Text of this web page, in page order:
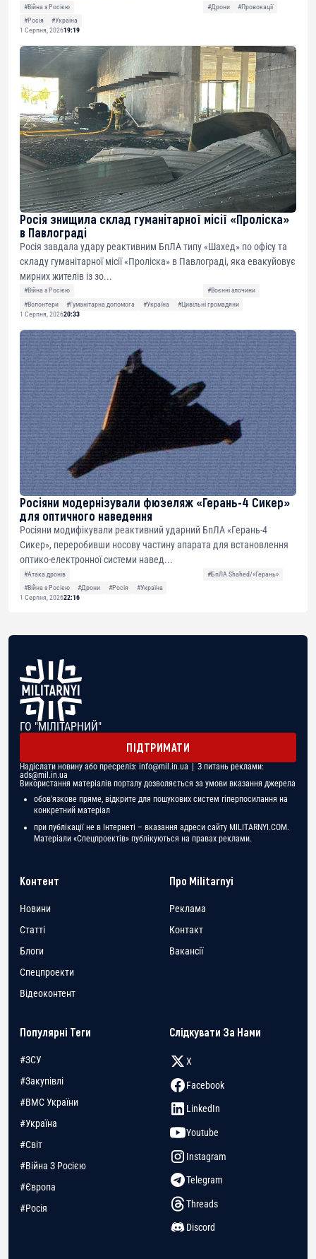
#Війна з Росією #Дрони
#Провокації
#Росія
#Україна
1 Серпня, 202619:19
Росія знищила склад гуманітарної місії «Проліска»
в Павлограді
Росія завдала удару реактивним БпЛА типу «Шахед» по офісу та
складу гуманітарної місії «Проліска» в Павлограді, яка евакуйовує
мирних жителів із зо...
#Війна з Росією
#Воєнні злочини
#Волонтери
#Гуманітарна допомога #Україна
#Цивільні громадяни
1 Серпня, 202620:33
Росіяни модернізували фюзеляж «Герань-4 Сикер»
для оптичного наведення
Росіяни модифікували реактивний ударний БпЛА «Герань-4
Сикер», переробивши носову частину апарата для встановлення
оптико-електронної системи навед...
#Атака дронів
#БпЛА Shahed/«Герань»
#Війна з Росією
#Дрони #Росія
#Україна
1 Серпня, 202622:16
ГО "МІЛІТАРНИЙ"
ПІДТРИМАТИ
Надіслати новину або пресреліз: info@mil.in.ua | З питань реклами:
ads@mil.in.ua
Використання матеріалів порталу дозволяється за умови вказання джерела
обов'язкове пряме, відкрите для пошукових систем гіперпосилання на
конкретний матеріал
при публікації не в Інтернеті – вказання адреси сайту MILITARNYI.COM.
Матеріали «Спецпроектів» публікуються на правах реклами.
Контент
Новини
Статті
Блоги
Спецпроекти
Відеоконтент
Про Militarnyi
Реклама
Контакт
Вакансії
Популярні Теги
#ЗСУ
#Закупівлі
#ВМС України
#Україна
#Світ
#Війна З Росією
#Європа
#Росія
Слідкувати За Нами
X
Facebook
LinkedIn
Youtube
Instagram
Telegram
Threads
Discord